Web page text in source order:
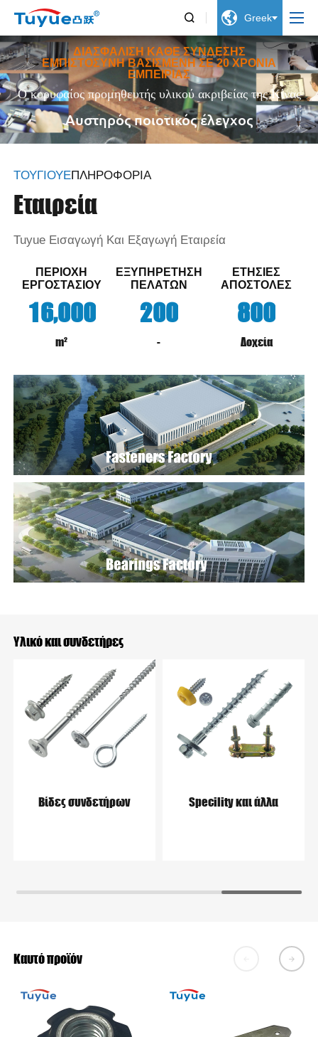
  Greek
ΔΙΑΣΦΆΛΙΣΗ ΚΆΘΕ ΣΎΝΔΕΣΗΣ
ΕΜΠΙΣΤΟΣΎΝΗ ΒΑΣΙΣΜΈΝΗ ΣΕ 20 ΧΡΌΝΙΑ
ΕΜΠΕΙΡΊΑΣ
Ο κορυφαίος προμηθευτής υλικού ακριβείας της Κίνας
Αυστηρός ποιοτικός έλεγχος
ΤΟΥΓΙΟΎΕΠΛΗΡΟΦΟΡΊΑ
Εταιρεία
Tuyue Εισαγωγή Και Εξαγωγή Εταιρεία
ΠΕΡΙΟΧΉ
ΕΡΓΟΣΤΑΣΊΟΥ
16,000
m²
ΕΞΥΠΗΡΈΤΗΣΗ
ΠΕΛΑΤΏΝ
200
-
ΕΤΉΣΙΕΣ
ΑΠΟΣΤΟΛΈΣ
800
Δοχεία
Υλικό και συνδετήρες
Βίδες συνδετήρων Specility και άλλα
Καυτό προϊόν 𐃔